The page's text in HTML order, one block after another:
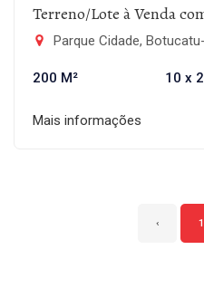
Terreno/Lote à Venda
Parque Cidade,
200 M² 10 x
Mais informações
‹ 1